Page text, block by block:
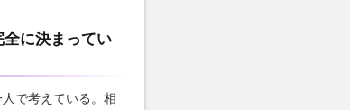
に決まってい
で考えている。相